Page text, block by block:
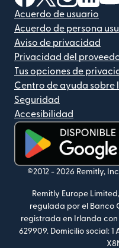
Acuerdo de usuario
Acuerdo de persona
Aviso de privacidad
Privacidad del
Tus opciones de
Centro de ayuda sobre
Seguridad
Accesibilidad
(se abre en una
©2012 - 2026 Remitly,
Remitly Europe
regulada por el Banco
registrada en Irlanda
629909. Domicilio social: 1